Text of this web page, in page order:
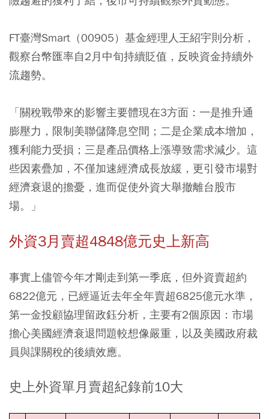
FT臺灣Smart（00905）基金經理人王紹宇則分析，
觀察台幣匯率自2月中旬持續貶值，反映資金持續外
流趨勢。
「關稅戰帶來的影響主要體現在3方面：一是推升通
膨壓力，限制美聯儲降息空間；二是企業成本增加，
獲利能力受損；三是產品價格上漲導致需求減少。這
些因素疊加，不僅加速經濟成長放緩，更引發市場對
經濟衰退的擔憂，進而促使外資大舉撤離台股市
場。」
外資3月賣超4848億元史上新高
事實上儘管今年才剛走到第一季底，但外資賣超約
6822億元，已經逼近去年全年賣超6825億元水準，
第一金投顧協理留政鈺分析，主要有2個原因：市場
擔心美國經濟衰退問題較想像嚴重，以及美國政府裁
員與課關稅的後續效應。
史上外資單月賣超紀錄前10大